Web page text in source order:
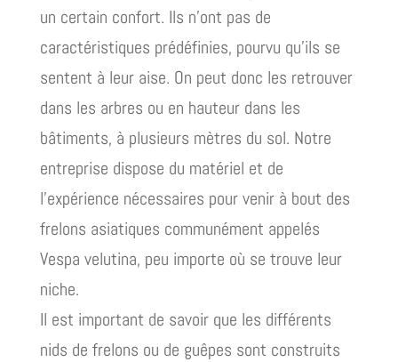
un certain confort. Ils n’ont pas de
caractéristiques prédéfinies, pourvu qu’ils se
sentent à leur aise. On peut donc les retrouver
dans les arbres ou en hauteur dans les
bâtiments, à plusieurs mètres du sol. Notre
entreprise dispose du matériel et de
l’expérience nécessaires pour venir à bout des
frelons asiatiques communément appelés
Vespa velutina, peu importe où se trouve leur
niche.
Il est important de savoir que les différents
nids de frelons ou de guêpes sont construits